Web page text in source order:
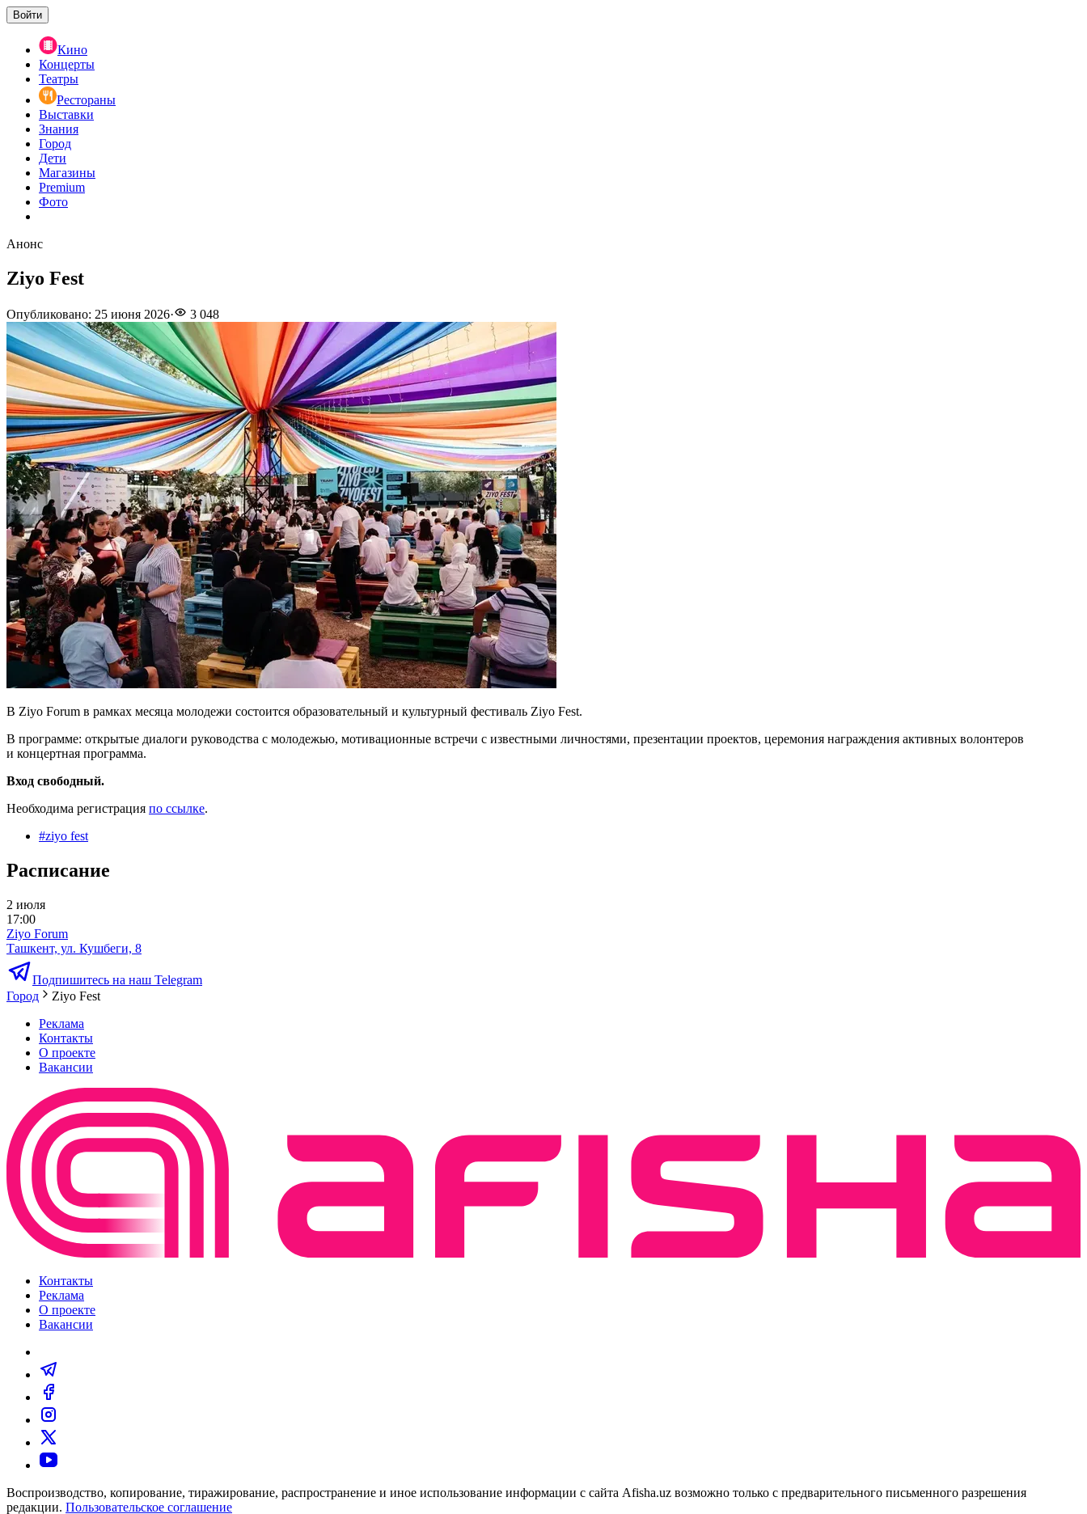
Войти
Кино
Концерты
Театры
Рестораны
Выставки
Знания
Город
Дети
Магазины
Premium
Фото
Анонс
Ziyo Fest
Опубликовано: 25 июня 2026· 3 048
В Ziyo Forum в рамках месяца молодежи состоится образовательный и культурный фестиваль Ziyo Fest.
В программе: открытые диалоги руководства с молодежью, мотивационные встречи с известными личностями, презентации проектов, церемония награждения активных волонтеров
и концертная программа.
Вход свободный.
Необходима регистрация по ссылке.
#ziyo fest
Расписание
2 июля
17:00
Ziyo Forum
Ташкент, ул. Кушбеги, 8
Подпишитесь на наш Telegram
Город
Ziyo Fest
Реклама
Контакты
О проекте
Вакансии
Контакты
Реклама
О проекте
Вакансии
Воспроизводство, копирование, тиражирование, распространение и иное использование информации с сайта Afisha.uz возможно только с предварительного письменного разрешения
редакции. Пользовательское соглашение